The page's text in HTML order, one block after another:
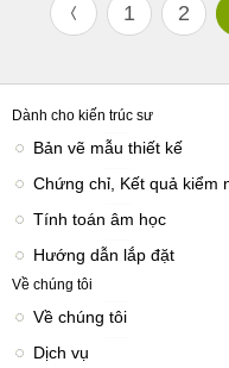
1 2
Dành cho kiến trúc sư
Bản vẽ mẫu thiết kế
Chứng chỉ, Kết quả kiểm
Tính toán âm học
Hướng dẫn lắp đặt
Về chúng tôi
Về chúng tôi
Dịch vụ